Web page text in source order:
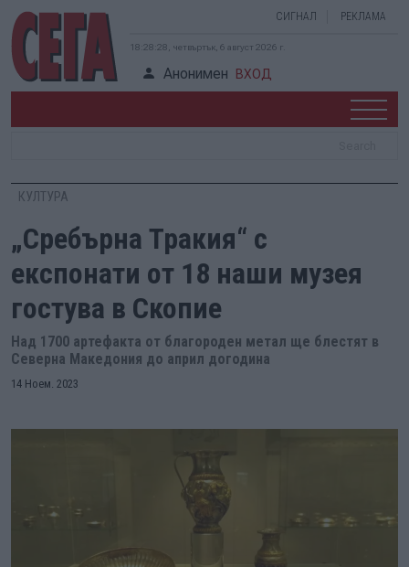
СИГНАЛ РЕКЛАМА
18:28:29, четвъртък, 6 август 2026 г.
Анонимен ВХОД
КУЛТУРА
„Сребърна Тракия“ с
експонати от 18 наши музея
гостува в Скопие
Над 1700 артефакта от благороден метал ще блестят в
Северна Македония до април догодина
14 Ноем. 2023